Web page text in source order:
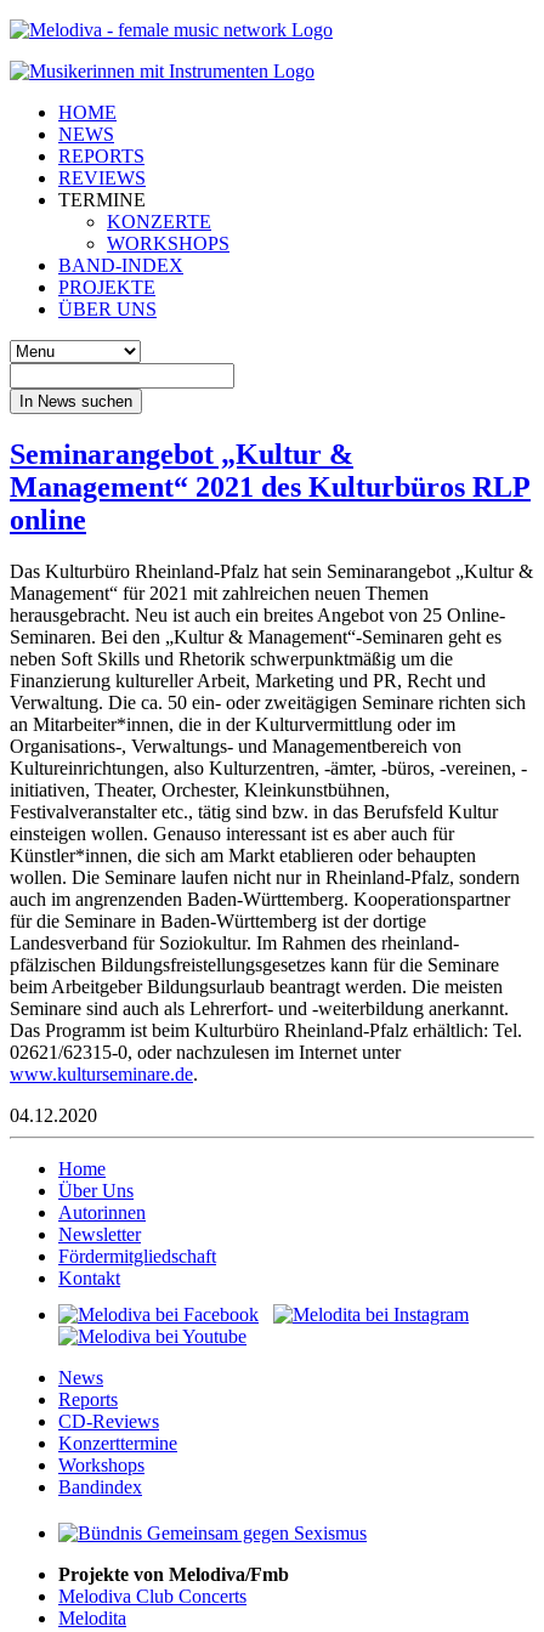
HOME
NEWS
REPORTS
REVIEWS
TERMINE
KONZERTE
WORKSHOPS
BAND-INDEX
PROJEKTE
ÜBER UNS
In News suchen
Seminarangebot „Kultur &
Management“ 2021 des Kulturbüros RLP
online
Das Kulturbüro Rheinland-Pfalz hat sein Seminarangebot „Kultur &
Management“ für 2021 mit zahlreichen neuen Themen
herausgebracht. Neu ist auch ein breites Angebot von 25 Online-
Seminaren. Bei den „Kultur & Management“-Seminaren geht es
neben Soft Skills und Rhetorik schwerpunktmäßig um die
Finanzierung kultureller Arbeit, Marketing und PR, Recht und
Verwaltung. Die ca. 50 ein- oder zweitägigen Seminare richten sich
an Mitarbeiter*innen, die in der Kulturvermittlung oder im
Organisations-, Verwaltungs- und Managementbereich von
Kultureinrichtungen, also Kulturzentren, -ämter, -büros, -vereinen, -
initiativen, Theater, Orchester, Kleinkunstbühnen,
Festivalveranstalter etc., tätig sind bzw. in das Berufsfeld Kultur
einsteigen wollen. Genauso interessant ist es aber auch für
Künstler*innen, die sich am Markt etablieren oder behaupten
wollen. Die Seminare laufen nicht nur in Rheinland-Pfalz, sondern
auch im angrenzenden Baden-Württemberg. Kooperationspartner
für die Seminare in Baden-Württemberg ist der dortige
Landesverband für Soziokultur. Im Rahmen des rheinland-
pfälzischen Bildungsfreistellungsgesetzes kann für die Seminare
beim Arbeitgeber Bildungsurlaub beantragt werden. Die meisten
Seminare sind auch als Lehrerfort- und -weiterbildung anerkannt.
Das Programm ist beim Kulturbüro Rheinland-Pfalz erhältlich: Tel.
02621/62315-0, oder nachzulesen im Internet unter
www.kulturseminare.de.
04.12.2020
Home
Über Uns
Autorinnen
Newsletter
Fördermitgliedschaft
Kontakt
News
Reports
CD-Reviews
Konzerttermine
Workshops
Bandindex
Projekte von Melodiva/Fmb
Melodiva Club Concerts
Melodita